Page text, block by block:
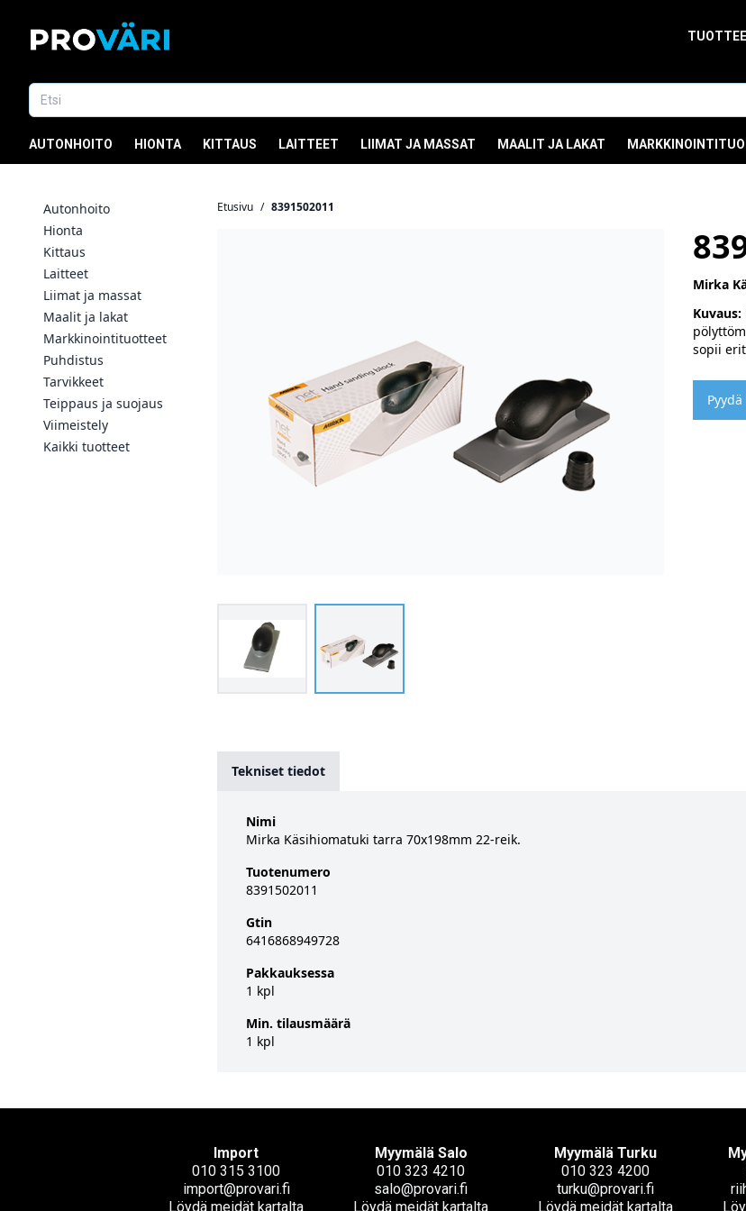
AUTONHOITO HIONTA KITTAUS LAITTEET LIIMAT JA MASSAT MAALIT JA LAKAT
Autonhoito
Hionta
Kittaus
Laitteet
Liimat ja massat
Maalit ja lakat
Markkinointituotteet
Puhdistus
Tarvikkeet
Teippaus ja suojaus
Viimeistely
Kaikki tuotteet
Etusivu / 8391502011
Mirka
Kuvaus:
sopii
Tekniset tiedot
Nimi
Mirka Käsihiomatuki tarra 70x198mm 22-reik.
Tuotenumero
8391502011
Gtin
6416868949728
Pakkauksessa
1 kpl
Min. tilausmäärä
1 kpl
Import
010 315 3100
import@provari.fi
Löydä meidät kartalta
Myymälä Salo
010 323 4210
salo@provari.fi
Löydä meidät kartalta
Myymälä Turku
010 323 4200
turku@provari.fi
Löydä meidät kartalta